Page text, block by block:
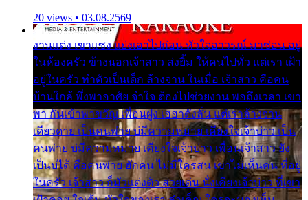
20 views • 03.08.2569
งานแต่ง เขาแซง แย่งเอาไปก่อน หัวใจอาวรณ์ มาซ่อน อยู่
ในห้องครัว ข้างนอกเจ้าสาว ส่งยิ้ม ให้คนไปทั่ว แต่เรา เฝ้า
อยู่ในครัว ทำตัวเป็นเด็ก ล้างจาน ในเมื่อ เจ้าสาว คือคน
บ้านใกล้ พึ่งพาอาศัย จำใจ ต้องไปช่วยงาน พอถึงเวลา เขา
พา กันเข้าพาขวัญ เพื่อนฝูง เฮฮาดังลั่น แต่เราล้างจาน
เดียวดาย เป็นคนพ่าย บ่มีความหมาย เคียงใจเจ้าบ่าว เป็น
คนพ่าย บ่มีความหมาย เคียงใจเจ้าบ่าว เพื่อนเจ้าสาว ยัง
เป็นบ่ได้ คือคนพ่าย ฮักคน ไม่มีใครสน เขาไม่เห็นคน ที่อยู่
ในครัว เจ้าสาว ก็มัวแต่งตัว สวยเด่น นั่งเคียงเจ้าบ่าว ที่เขา